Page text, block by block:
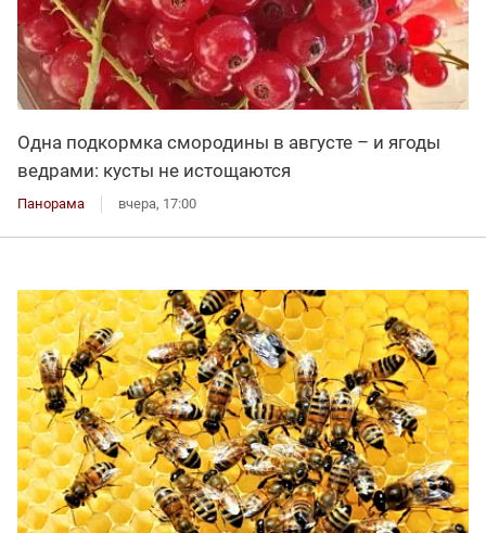
Одна подкормка смородины в августе – и ягоды
ведрами: кусты не истощаются
Панорама вчера, 17:00